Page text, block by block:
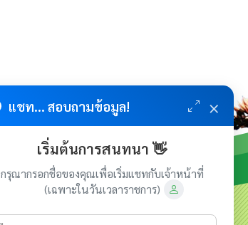
แชท... สอบถามข้อมูล! ×
เริ่มต้นการสนทนา 👋
กรุณากรอกชื่อของคุณเพื่อเริ่มแชทกับเจ้าหน้าที่
(เฉพาะในวันเวลาราชการ)